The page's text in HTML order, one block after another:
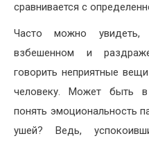
сравнивается с
Часто можно
взбешенном и
говорить неприятные
человеку. Может быть в
понять эмоциональность
ушей? Ведь,